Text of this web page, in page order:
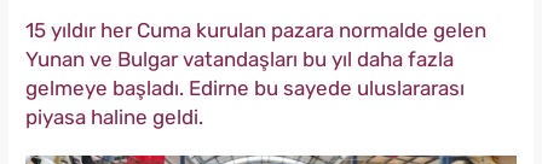
15 yıldır her Cuma kurulan pazara normalde gelen
Yunan ve Bulgar vatandaşları bu yıl daha fazla
gelmeye başladı. Edirne bu sayede uluslararası
piyasa haline geldi.